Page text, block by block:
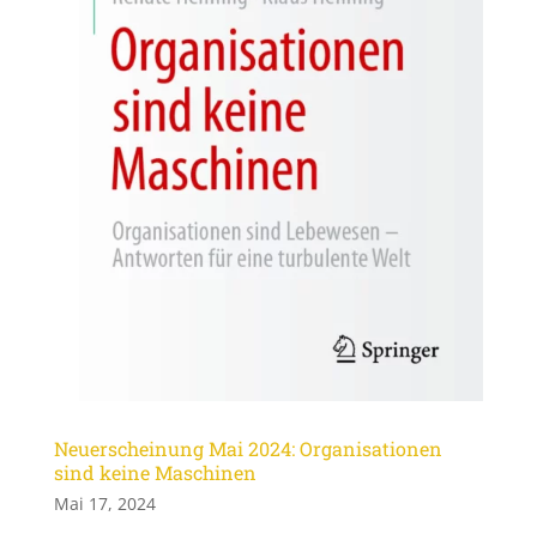
Neuerscheinung Mai 2024: Organisationen
sind keine Maschinen
Mai 17, 2024